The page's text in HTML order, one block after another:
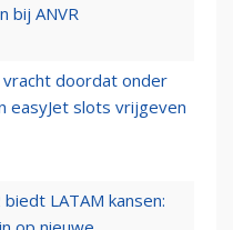
bij ANVR
doordat onder
easyJet slots vrijgeven
LATAM kansen: